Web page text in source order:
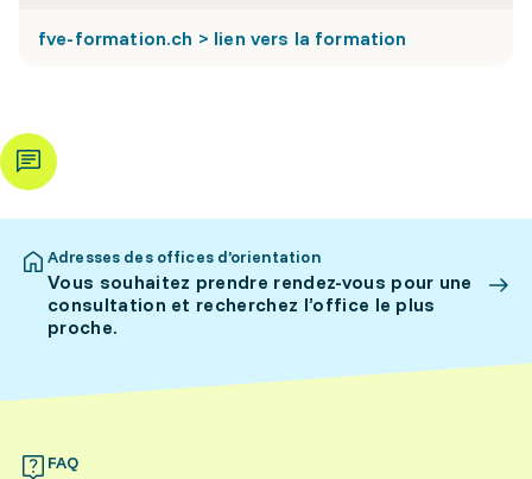
fve-formation.ch > lien vers la formation
Adresses des offices d’orientation
Vous souhaitez prendre rendez-vous pour une
consultation et recherchez l’office le plus
proche.
FAQ